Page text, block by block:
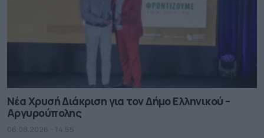
Νέα Χρυσή Διάκριση για τον Δήμο Ελληνικού –
Αργυρούπολης
06.08.2026 - 14.55